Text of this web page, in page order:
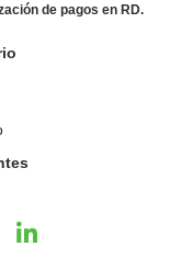
de pagos en RD.